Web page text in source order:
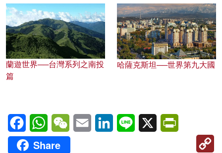
蘭遊世界──台灣系列之南投
篇
哈薩克斯坦──世界第九大國
FacebookWhatsAppWeChatEmail LinkedInLine X
Share